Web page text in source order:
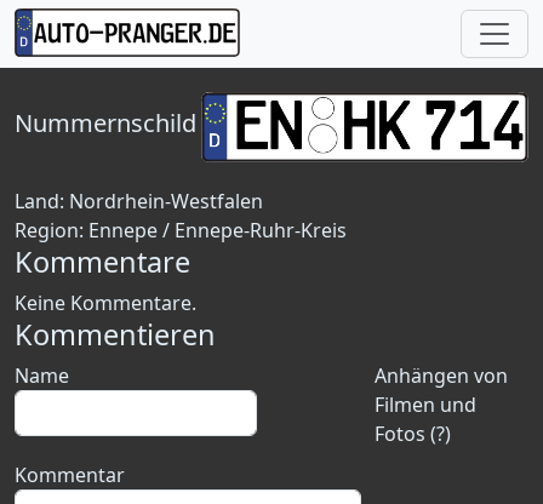
Nummernschild
Land: Nordrhein-Westfalen
Region: Ennepe / Ennepe-Ruhr-Kreis
Kommentare
Keine Kommentare.
Kommentieren
Anhängen von
Filmen und
Fotos (?)
Name
Kommentar